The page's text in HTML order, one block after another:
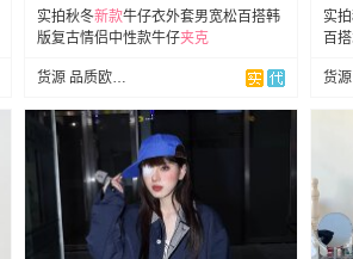
实拍秋冬新款牛仔衣外套男宽松百搭韩
版复古情侣中性款牛仔夹克
货源 品质欧韩外贸
实
百